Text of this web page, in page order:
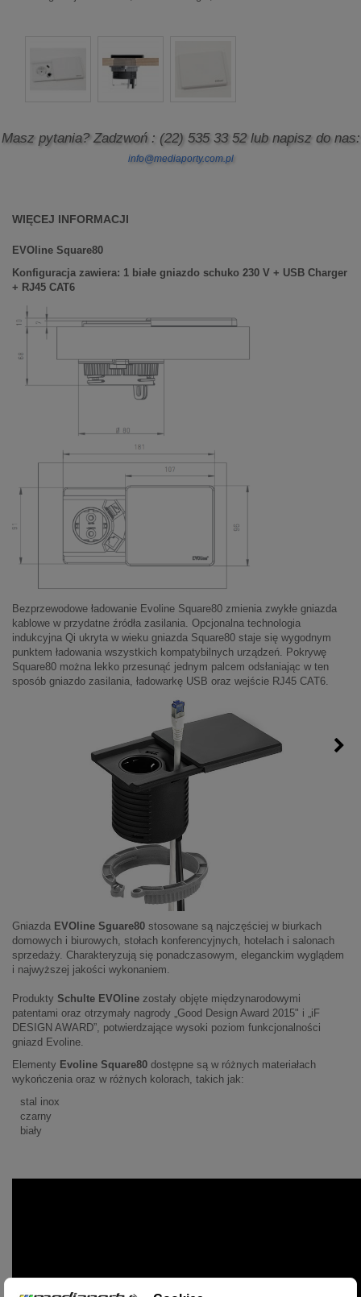
Masz pytania? Zadzwoń : (22) 535 33 52lub napisz do nas:
info@mediaporty.com.pl
WIĘCEJ INFORMACJI
EVOline Square80
Konfiguracja zawiera: 1 białe gniazdo schuko 230 V + USB Charger
+ RJ45 CAT6
Bezprzewodowe ładowanie Evoline Square80 zmienia zwykłe gniazda
kablowe w przydatne źródła zasilania. Opcjonalna technologia
indukcyjna Qi ukryta w wieku gniazda Square80 staje się wygodnym
punktem ładowania wszystkich kompatybilnych urządzeń. Pokrywę
Square80 można lekko przesunąć jednym palcem odsłaniając w ten
sposób gniazdo zasilania, ładowarkę USB oraz wejście RJ45 CAT6.
Gniazda EVOline Sguare80 stosowane są najczęściej w biurkach
domowych i biurowych, stołach konferencyjnych, hotelach i salonach
sprzedaży. Charakteryzują się ponadczasowym, eleganckim wyglądem
i najwyższej jakości wykonaniem.
Produkty Schulte EVOline zostały objęte międzynarodowymi
patentami oraz otrzymały nagrody „Good Design Award 2015" i „iF
DESIGN AWARD”, potwierdzające wysoki poziom funkcjonalności
gniazd Evoline.
Elementy Evoline Square80 dostępne są w różnych materiałach
wykończenia oraz w różnych kolorach, takich jak:
stal inox
czarny
biały